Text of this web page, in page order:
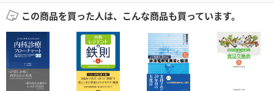
この商品を買った人は、こんな商品も買っています。